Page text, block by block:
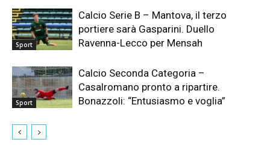
Sport
Calcio Serie B – Mantova, il terzo
portiere sarà Gasparini. Duello
Ravenna-Lecco per Mensah
Sport
Calcio Seconda Categoria –
Casalromano pronto a ripartire.
Bonazzoli: “Entusiasmo e voglia”